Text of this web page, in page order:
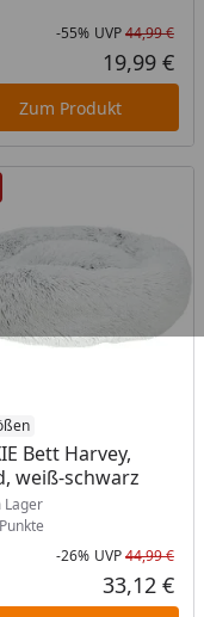
Preis
-55% UVP44,99 €
19,99 €
Zum Produkt
Preis
Bett Harvey,
weiß-schwarz
am Lager
Lager
-26% UVP44,99 €
33,12 €